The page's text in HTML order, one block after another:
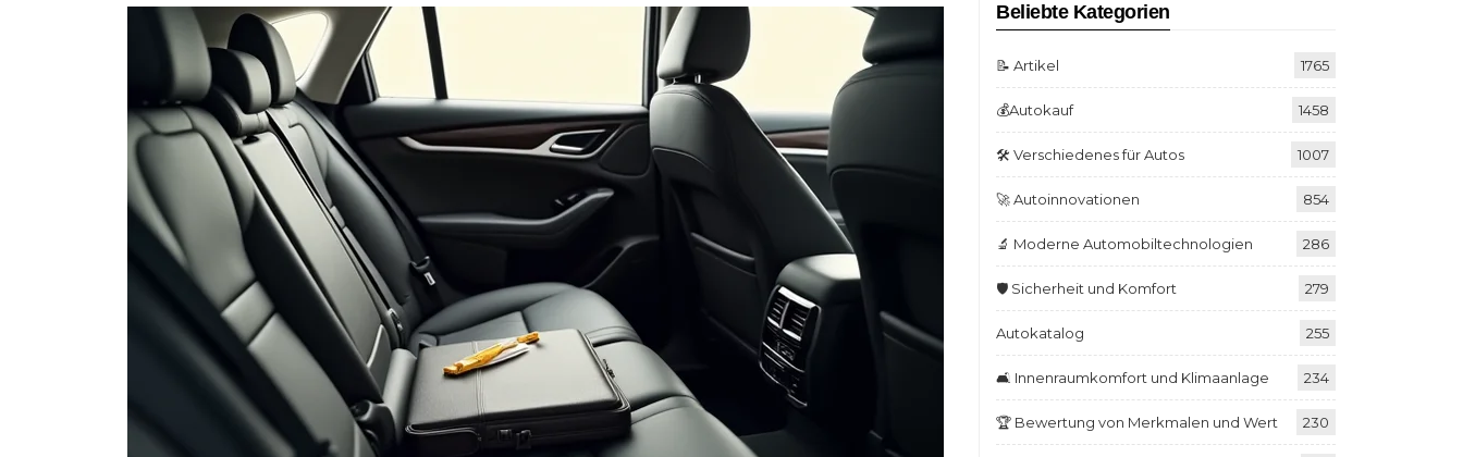
Beliebte Kategorien
📝 Artikel 1765
💰Autokauf 1458
🛠️ Verschiedenes für Autos 1007
🚀 Autoinnovationen 854
🔬 Moderne Automobiltechnologien 286
🛡️ Sicherheit und Komfort 279
Autokatalog 255
🛋️ Innenraumkomfort und Klimaanlage 234
🏆 Bewertung von Merkmalen und Wert 230